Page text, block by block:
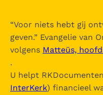
“Voor niets hebt gij
geven.” Evangelie van
volgens Matteüs,
.
U helpt
InterKerk) financieel